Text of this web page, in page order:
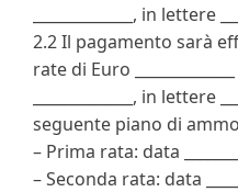
_____________, in lettere
2.2 Il pagamento sarà
rate di Euro
_____________, in lettere
seguente piano di
– Prima rata: data
– Seconda rata: data